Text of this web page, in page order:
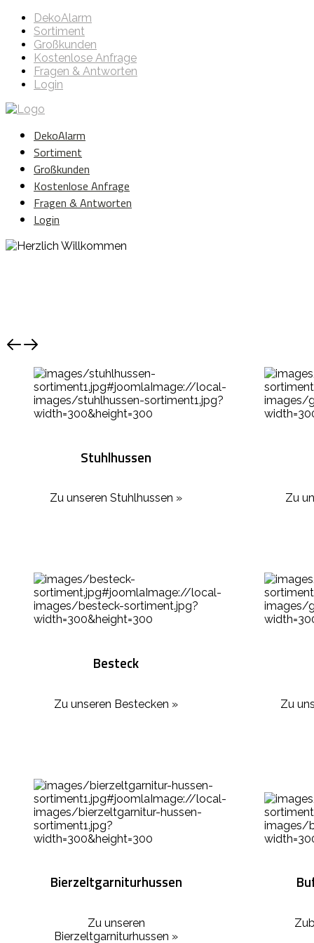
DekoAlarm
Sortiment
Großkunden
Kostenlose Anfrage
Fragen & Antworten
Login
DekoAlarm
Sortiment
Großkunden
Kostenlose Anfrage
Fragen & Antworten
Login
Stuhlhussen
Zu unseren Stuhlhussen » Zu
Besteck
Zu unseren Bestecken » Zu
Bierzeltgarniturhussen
Zu unseren
Bierzeltgarniturhussen »